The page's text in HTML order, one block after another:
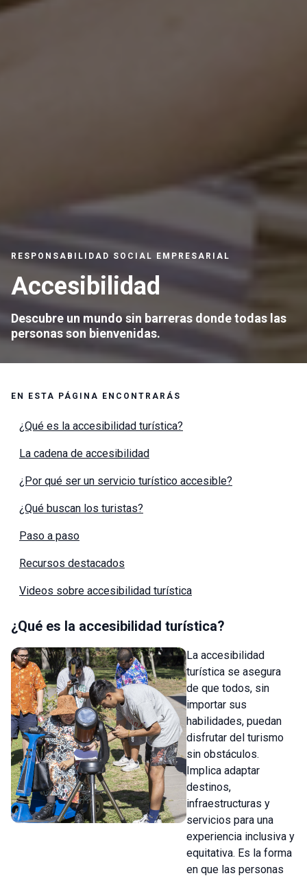
RESPONSABILIDAD SOCIAL EMPRESARIAL
Accesibilidad
Descubre un mundo sin barreras donde todas las
personas son bienvenidas.
EN ESTA PÁGINA ENCONTRARÁS
¿Qué es la accesibilidad turística?
La cadena de accesibilidad
¿Por qué ser un servicio turístico accesible?
¿Qué buscan los turistas?
Paso a paso
Recursos destacados
Videos sobre accesibilidad turística
¿Qué es la accesibilidad turística?
La accesibilidad
turística se asegura
de que todos, sin
importar sus
habilidades, puedan
disfrutar del turismo
sin obstáculos.
Implica adaptar
destinos,
infraestructuras y
servicios para una
experiencia inclusiva y
equitativa. Es la forma
en que las personas